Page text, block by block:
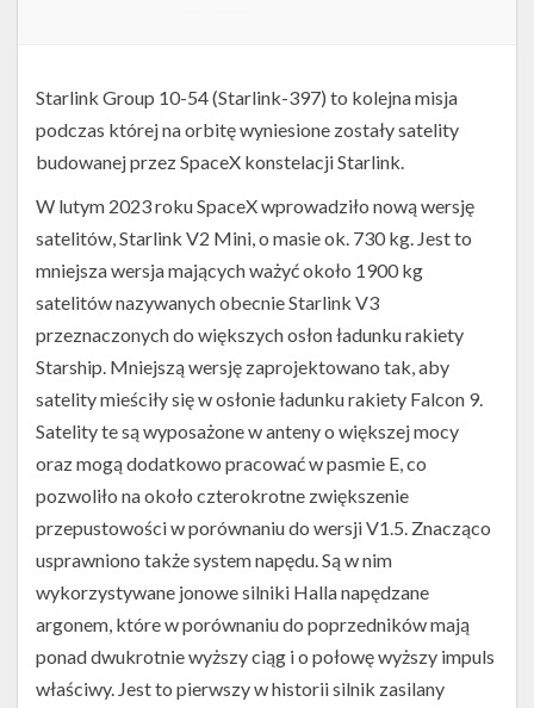
Starlink Group 10-54 (Starlink-397) to kolejna misja
podczas której na orbitę wyniesione zostały satelity
budowanej przez SpaceX konstelacji Starlink.
W lutym 2023 roku SpaceX wprowadziło nową wersję
satelitów, Starlink V2 Mini, o masie ok. 730 kg. Jest to
mniejsza wersja mających ważyć około 1900 kg
satelitów nazywanych obecnie Starlink V3
przeznaczonych do większych osłon ładunku rakiety
Starship. Mniejszą wersję zaprojektowano tak, aby
satelity mieściły się w osłonie ładunku rakiety Falcon 9.
Satelity te są wyposażone w anteny o większej mocy
oraz mogą dodatkowo pracować w pasmie E, co
pozwoliło na około czterokrotne zwiększenie
przepustowości w porównaniu do wersji V1.5. Znacząco
usprawniono także system napędu. Są w nim
wykorzystywane jonowe silniki Halla napędzane
argonem, które w porównaniu do poprzedników mają
ponad dwukrotnie wyższy ciąg i o połowę wyższy impuls
właściwy. Jest to pierwszy w historii silnik zasilany